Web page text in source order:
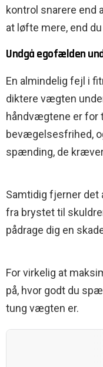
kontrol snarere end
at løfte mere, end
Undgå egofælden
En almindelig fejl i
diktere vægten
håndvægtene er for
bevægelsesfrihed,
spænding, de
Samtidig fjerner
fra brystet til
pådrage dig en
For virkelig at
på, hvor godt du
tung vægten er.